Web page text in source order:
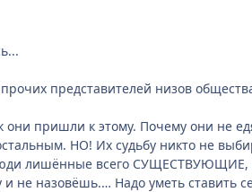
представителей низов
пришли к этому. Почему они не
НО! Их судьбу никто не
лишённые всего СУЩЕСТВУЮЩИЕ,
не назовёшь.… Надо уметь ставить